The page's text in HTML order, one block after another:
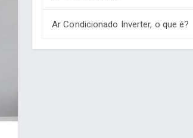
Ar Condicionado Inverter, o que é?